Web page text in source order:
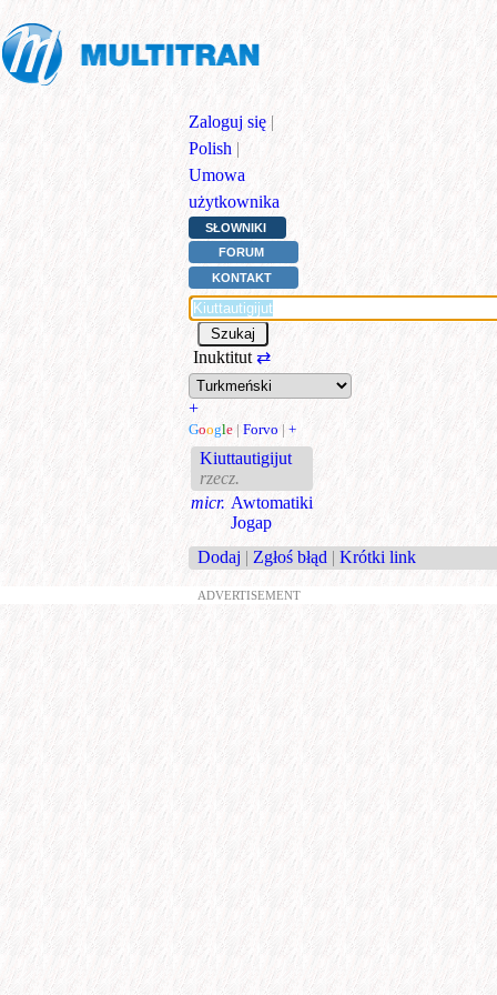
Zaloguj się |
Polish |
Umowa
użytkownika
SŁOWNIKI
FORUM
KONTAKT
Inuktitut⇄
+
Google | Forvo | +
Kiuttautigijut
rzecz.
micr. Awtomatiki
Jogap
Dodaj | Zgłoś błąd | Krótki link
ADVERTISEMENT